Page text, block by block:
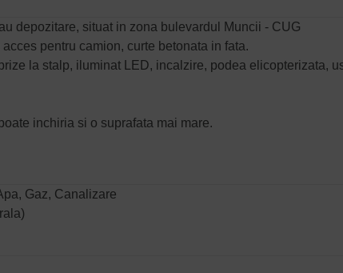
depozitare, situat in zona bulevardul Muncii - CUG
pentru camion, curte betonata in fata.
la stalp, iluminat LED, incalzire, podea elicopterizata,
inchiria si o suprafata mai mare.
Gaz, Canalizare